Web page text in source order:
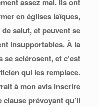
en églises laïques,
salut, et peuvent se
insupportables. À la
se sclérosent, et c’est
qui les remplace.
à mon avis inscrire
prévoyant qu’il